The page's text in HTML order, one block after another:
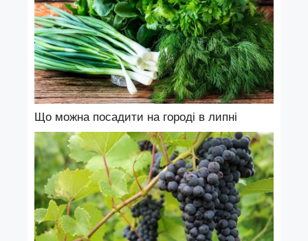
Що можна посадити на городі в липні